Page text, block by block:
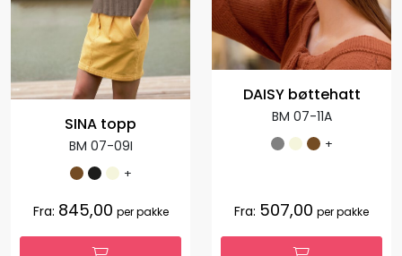
SINA topp
BM 07-09I
+
Fra: 845,00 per pakke
DAISY bøttehatt
BM 07-11A
+
Fra: 507,00 per pakke